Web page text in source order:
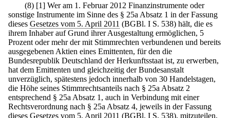
(8) [1] Wer am 1. Februar 2012 Finanzinstrumente oder
sonstige Instrumente im Sinne des § 25a Absatz 1 in der Fassung
dieses Gesetzes vom 5. April 2011 (BGBl. I S. 538) hält, die es
ihrem Inhaber auf Grund ihrer Ausgestaltung ermöglichen, 5
Prozent oder mehr der mit Stimmrechten verbundenen und bereits
ausgegebenen Aktien eines Emittenten, für den die
Bundesrepublik Deutschland der Herkunftsstaat ist, zu erwerben,
hat dem Emittenten und gleichzeitig der Bundesanstalt
unverzüglich, spätestens jedoch innerhalb von 30 Handelstagen,
die Höhe seines Stimmrechtsanteils nach § 25a Absatz 2
entsprechend § 25a Absatz 1, auch in Verbindung mit einer
Rechtsverordnung nach § 25a Absatz 4, jeweils in der Fassung
dieses Gesetzes vom 5. April 2011 (BGBl. I S. 538), mitzuteilen.